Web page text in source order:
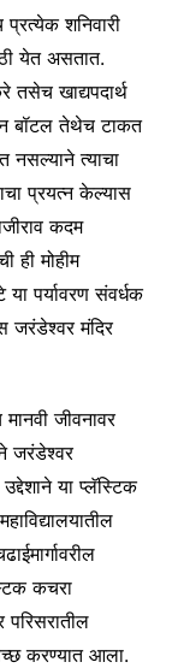
शनिवारी
येत असतात.
तसेच खाद्यपदार्थ
बॉटल तेथेच टाकत
नसल्याने त्याचा
प्रयत्न केल्यास
कदम
ही मोहीम
पर्यावरण संवर्धक
जरंडेश्वर मंदिर
मानवी जीवनावर
जरंडेश्वर
या प्लॅस्टिक
कचरा
करण्यात आला.